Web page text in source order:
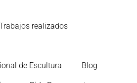
realizados
de Escultura Blog